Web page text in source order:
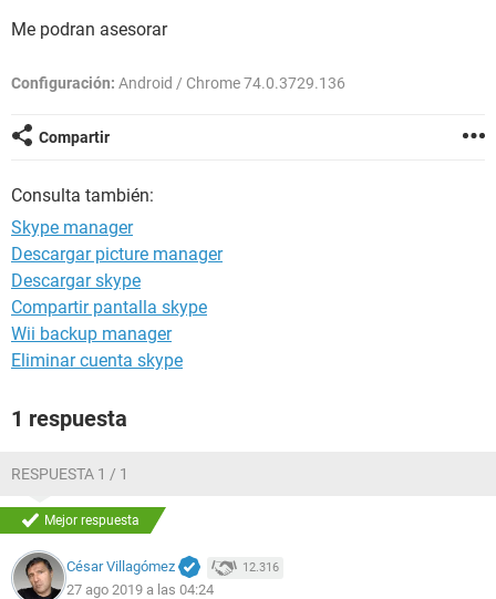
Me podran asesorar
Configuración: Android / Chrome 74.0.3729.136
Compartir
Consulta también:
Skype manager
Descargar picture manager
Descargar skype
Compartir pantalla skype
Wii backup manager
Eliminar cuenta skype
1 respuesta
RESPUESTA 1 / 1
Mejor respuesta
César Villagómez 12.316
27 ago 2019 a las 04:24